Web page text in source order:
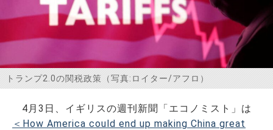
お問い合わせ
トランプ2.0の関税政策（写真:ロイター/アフロ）
4月3日、イギリスの週刊新聞「エコノミスト」は
＜How America could end up making China great